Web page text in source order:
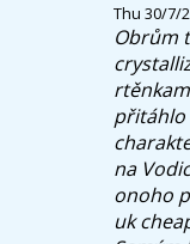
Thu 30/7/
Obrům
přitáhlo
na
onoho
uk